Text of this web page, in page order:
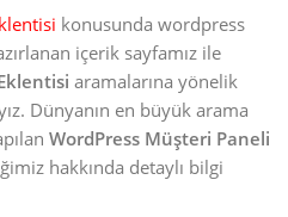
konusunda wordpress
içerik sayfamız ile
aramalarına yönelik
Dünyanın en büyük arama
WordPress Müşteri Paneli
hakkında detaylı bilgi